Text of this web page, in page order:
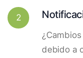
2
debido a